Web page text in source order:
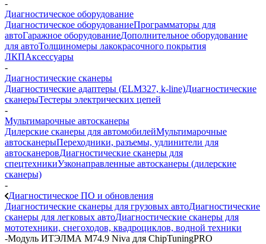
-
Диагностическое оборудование
Диагностическое оборудованиеПрограмматоры для
автоГаражное оборудованиеДополнительное оборудование
для автоТолщиномеры лакокрасочного покрытия
ЛКПАксессуары
-
Диагностические сканеры
Диагностические адаптеры (ELM327, k-line)Диагностические
сканерыТестеры электрических цепей
-
Мультимарочные автосканеры
Дилерские сканеры для автомобилейМультимарочные
автосканерыПереходники, разъемы, удлинители для
автосканеровДиагностические сканеры для
спецтехникиУзконаправленные автосканеры (дилерские
сканеры)
-
Диагностическое ПО и обновления
Диагностические сканеры для грузовых автоДиагностические
сканеры для легковых автоДиагностические сканеры для
мототехники, снегоходов, квадроциклов, водной техники
-Модуль ИТЭЛМА M74.9 Niva для ChipTuningPRO